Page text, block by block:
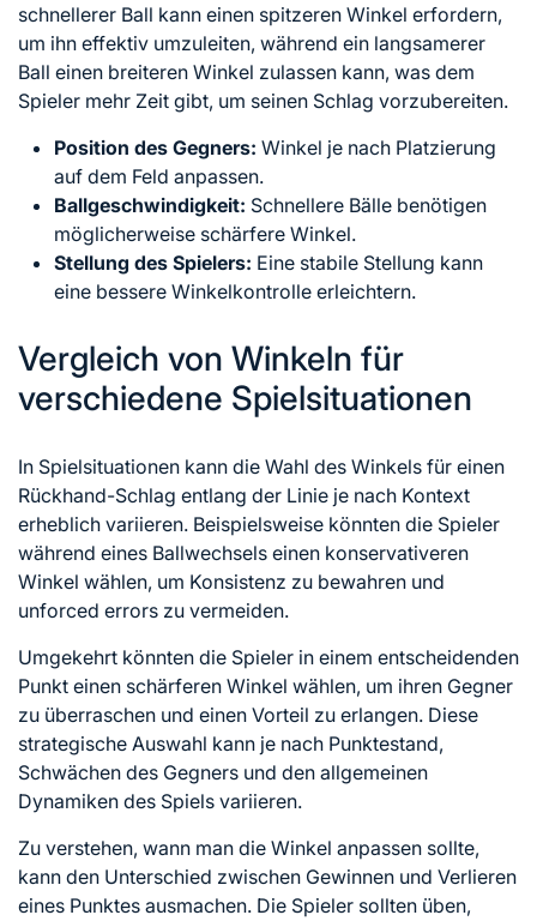
schnellerer Ball kann einen spitzeren Winkel erfordern,
um ihn effektiv umzuleiten, während ein langsamerer
Ball einen breiteren Winkel zulassen kann, was dem
Spieler mehr Zeit gibt, um seinen Schlag vorzubereiten.
Position des Gegners: Winkel je nach Platzierung
auf dem Feld anpassen.
Ballgeschwindigkeit: Schnellere Bälle benötigen
möglicherweise schärfere Winkel.
Stellung des Spielers: Eine stabile Stellung kann
eine bessere Winkelkontrolle erleichtern.
Vergleich von Winkeln für
verschiedene Spielsituationen
In Spielsituationen kann die Wahl des Winkels für einen
Rückhand-Schlag entlang der Linie je nach Kontext
erheblich variieren. Beispielsweise könnten die Spieler
während eines Ballwechsels einen konservativeren
Winkel wählen, um Konsistenz zu bewahren und
unforced errors zu vermeiden.
Umgekehrt könnten die Spieler in einem entscheidenden
Punkt einen schärferen Winkel wählen, um ihren Gegner
zu überraschen und einen Vorteil zu erlangen. Diese
strategische Auswahl kann je nach Punktestand,
Schwächen des Gegners und den allgemeinen
Dynamiken des Spiels variieren.
Zu verstehen, wann man die Winkel anpassen sollte,
kann den Unterschied zwischen Gewinnen und Verlieren
eines Punktes ausmachen. Die Spieler sollten üben,